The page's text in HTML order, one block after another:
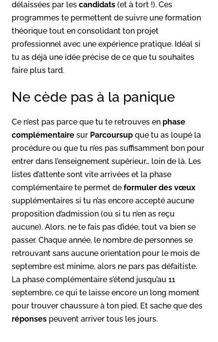
délaissées par les candidats (et à tort !). Ces
programmes te permettent de suivre une formation
théorique tout en consolidant ton projet
professionnel avec une expérience pratique. Idéal si
tu as déjà une idée précise de ce que tu souhaites
faire plus tard.
Ne cède pas à la panique
Ce n’est pas parce que tu te retrouves en phase
complémentaire sur Parcoursup que tu as loupé la
procédure ou que tu n’es pas suffisamment bon pour
entrer dans l’enseignement supérieur… loin de là. Les
listes d’attente sont vite arrivées et la phase
complémentaire te permet de formuler des vœux
supplémentaires si tu n’as encore accepté aucune
proposition d’admission (ou si tu n’en as reçu
aucune). Alors, ne te fais pas d’idée, tout va bien se
passer. Chaque année, le nombre de personnes se
retrouvant sans aucune orientation pour le mois de
septembre est minime, alors ne pars pas défaitiste.
La phase complémentaire s’étend jusqu’au 11
septembre, ce qui te laisse encore un long moment
pour trouver chaussure à ton pied. Et sache que des
réponses peuvent arriver tous les jours.